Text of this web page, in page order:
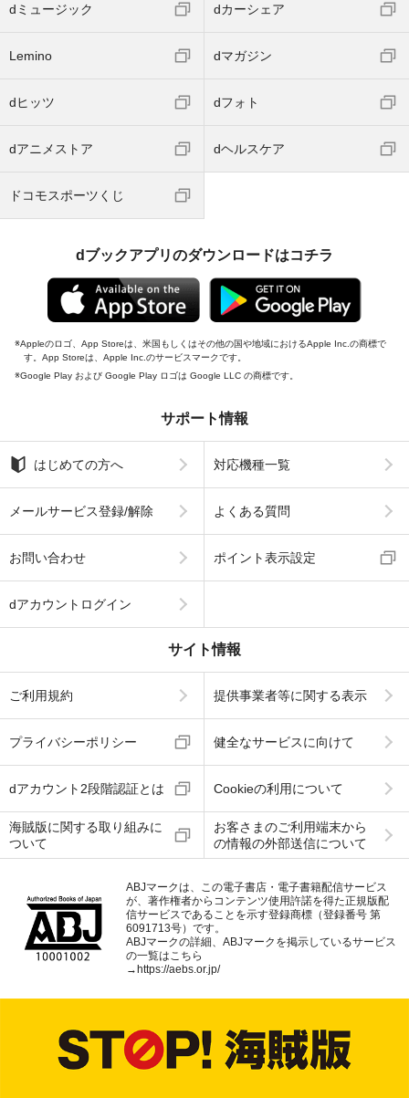
dミュージック dカーシェア
Lemino dマガジン
dヒッツ dフォト
dアニメストア dヘルスケア
ドコモスポーツくじ
dブックアプリのダウンロードはコチラ
Appleのロゴ、App Storeは、米国もしくはその他の国や地域におけるApple Inc.の商標で
す。App Storeは、Apple Inc.のサービスマークです。
Google Play および Google Play ロゴは Google LLC の商標です。
サポート情報
はじめての方へ 対応機種一覧
メールサービス登録/解除 よくある質問
お問い合わせ ポイント表示設定
dアカウントログイン
サイト情報
ご利用規約 提供事業者等に関する表示
プライバシーポリシー 健全なサービスに向けて
dアカウント2段階認証とは Cookieの利用について
海賊版に関する取り組みに
ついて
お客さまのご利用端末から
の情報の外部送信について
ABJマークは、この電子書店・電子書籍配信サービス
が、著作権者からコンテンツ使用許諾を得た正規版配
信サービスであることを示す登録商標（登録番号 第
6091713号）です。
ABJマークの詳細、ABJマークを掲示しているサービス
の一覧はこちら
→https://aebs.or.jp/